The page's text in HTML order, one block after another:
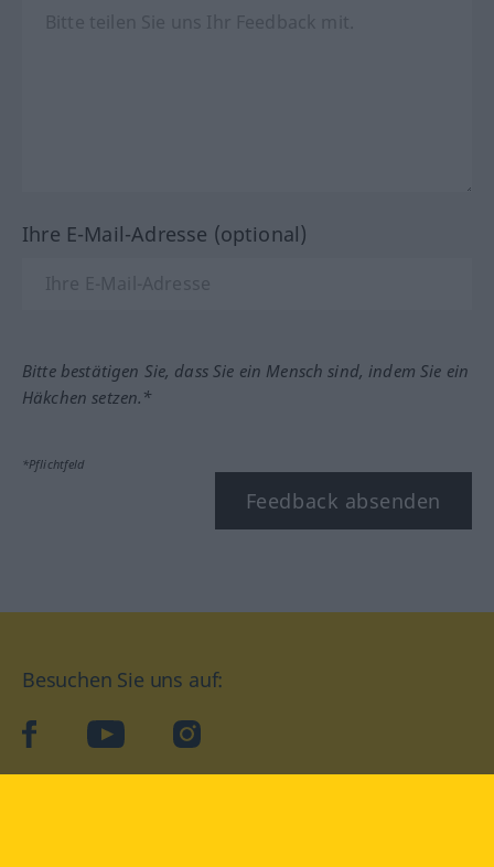
Ihre E-Mail-Adresse (optional)
Bitte bestätigen Sie, dass Sie ein Mensch sind, indem Sie ein
Häkchen setzen.*
*Pflichtfeld
Feedback absenden
Besuchen Sie uns auf:
facebookYouTube Instagram